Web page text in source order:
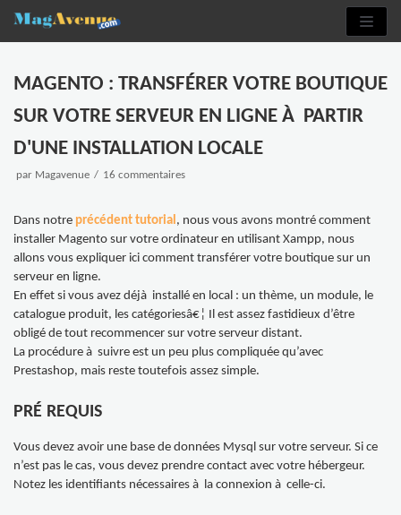
Aller
MAGENTO : TRANSFÉRER VOTRE BOUTIQUE
SUR VOTRE SERVEUR EN LIGNE À PARTIR
D'UNE INSTALLATION LOCALE
par Magavenue 16 commentaires
Dans notre précédent tutorial, nous vous avons montré comment
installer Magento sur votre ordinateur en utilisant Xampp, nous
allons vous expliquer ici comment transférer votre boutique sur un
serveur en ligne.
En effet si vous avez déjà installé en local : un thème, un module, le
catalogue produit, les catégoriesâ€¦ Il est assez fastidieux d’être
obligé de tout recommencer sur votre serveur distant.
La procédure à suivre est un peu plus compliquée qu’avec
Prestashop, mais reste toutefois assez simple.
PRÉ REQUIS
Vous devez avoir une base de données Mysql sur votre serveur. Si ce
n’est pas le cas, vous devez prendre contact avec votre hébergeur.
Notez les identifiants nécessaires à la connexion à celle-ci.